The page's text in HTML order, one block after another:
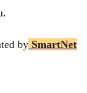
by SmartNet